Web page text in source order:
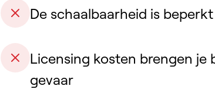
De schaalbaarheid is
Licensing kosten brengen je
gevaar